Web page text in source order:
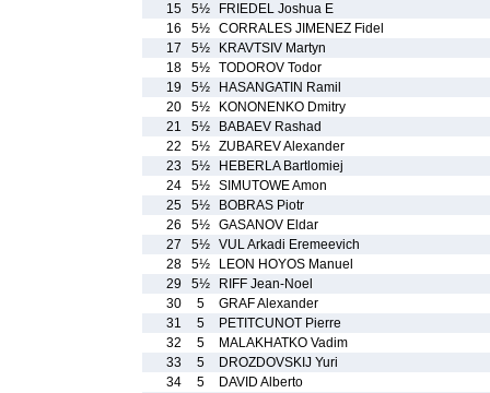
15
5½
FRIEDEL Joshua E
16
5½
CORRALES JIMENEZ Fidel
17
5½
KRAVTSIV Martyn
18
5½
TODOROV Todor
19
5½
HASANGATIN Ramil
20
5½
KONONENKO Dmitry
21
5½
BABAEV Rashad
22
5½
ZUBAREV Alexander
23
5½
HEBERLA Bartlomiej
24
5½
SIMUTOWE Amon
25
5½
BOBRAS Piotr
26
5½
GASANOV Eldar
27
5½
VUL Arkadi Eremeevich
28
5½
LEON HOYOS Manuel
29
5½
RIFF Jean-Noel
30
5
GRAF Alexander
31
5
PETITCUNOT Pierre
32
5
MALAKHATKO Vadim
33
5
DROZDOVSKIJ Yuri
34
5
DAVID Alberto